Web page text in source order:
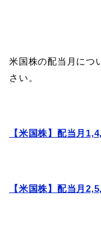
米国株の配当月につ
さい。
【米国株】配当月
【米国株】配当月